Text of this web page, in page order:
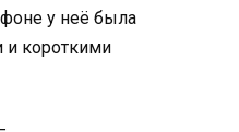
у неё была
и короткими